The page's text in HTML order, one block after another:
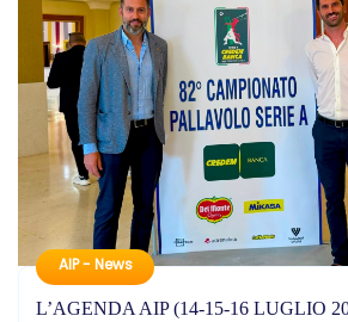
AIP - News
L’AGENDA AIP (14-15-16 LUGLIO